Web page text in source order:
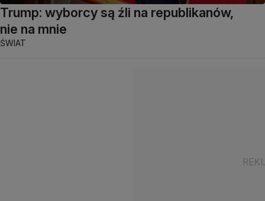
Trump: wyborcy są źli na republikanów,
nie na mnie
ŚWIAT